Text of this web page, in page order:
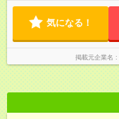
気になる！
掲載元企業名